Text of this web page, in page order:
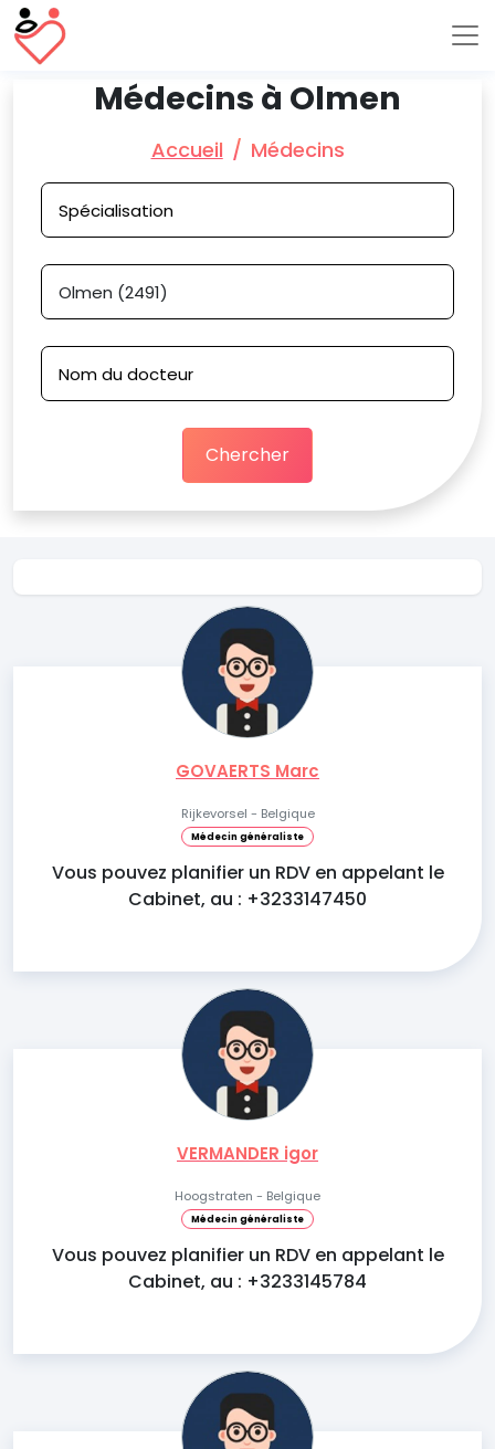
Médecins à Olmen
Accueil Médecins
Chercher
GOVAERTS Marc
Rijkevorsel - Belgique
Médecin généraliste
Vous pouvez planifier un RDV en appelant le
Cabinet, au : +3233147450
VERMANDER igor
Hoogstraten - Belgique
Médecin généraliste
Vous pouvez planifier un RDV en appelant le
Cabinet, au : +3233145784